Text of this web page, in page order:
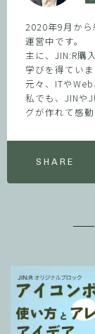
2020年9月か
運営中です。
主に、JIN:R購
学びを得ていま
元々、ITや
私でも、JINや
グが作れて感動
SHARE